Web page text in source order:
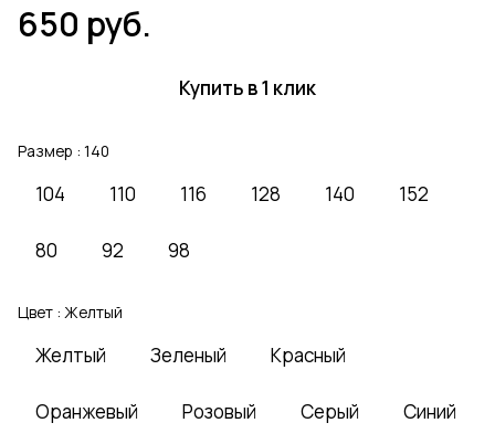
650 руб.
Купить в 1 клик
Размер : 140
104 110 116 128 140 152
80 92 98
Цвет : Желтый
Желтый Зеленый Красный
Оранжевый Розовый Серый Синий